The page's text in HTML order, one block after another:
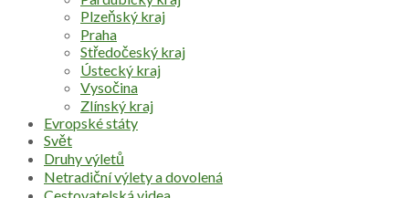
Plzeňský kraj
Praha
Středočeský kraj
Ústecký kraj
Vysočina
Zlínský kraj
Evropské státy
Svět
Druhy výletů
Netradiční výlety a dovolená